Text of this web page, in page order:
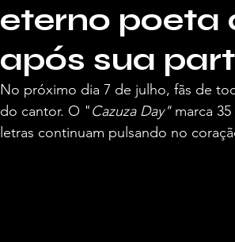
eterno poeta
após sua
No próximo dia 7 de julho, fãs de
do cantor. O "Cazuza Day" marca 35
letras continuam pulsando no